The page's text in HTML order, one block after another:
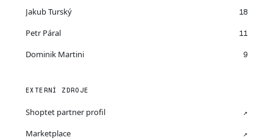
Jakub Turský 18
Petr Páral 11
Dominik Martini 9
EXTERNÍ ZDROJE
Shoptet partner profil ↗
Marketplace ↗